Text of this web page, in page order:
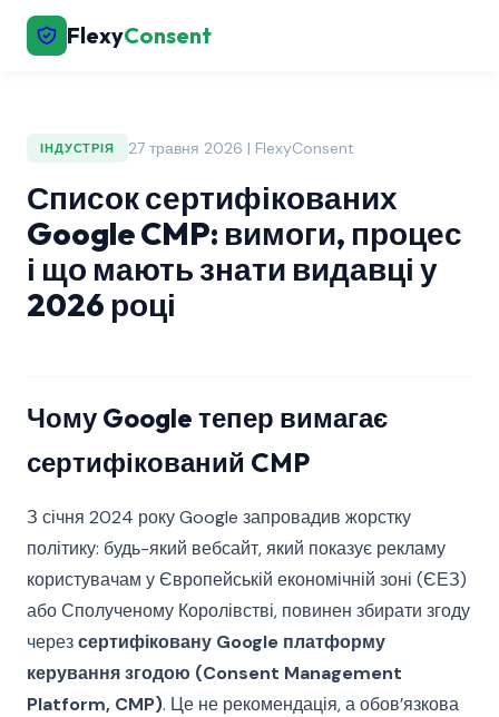
FlexyConsent
ІНДУСТРІЯ 27 травня 2026 | FlexyConsent
Список сертифікованих
Google CMP: вимоги, процес
і що мають знати видавці у
2026 році
Чому Google тепер вимагає
сертифікований CMP
З січня 2024 року Google запровадив жорстку
політику: будь-який вебсайт, який показує рекламу
користувачам у Європейській економічній зоні (ЄЕЗ)
або Сполученому Королівстві, повинен збирати згоду
черезсертифіковану Google платформу
керування згодою (Consent Management
Platform, CMP). Це не рекомендація, а обов’язкова